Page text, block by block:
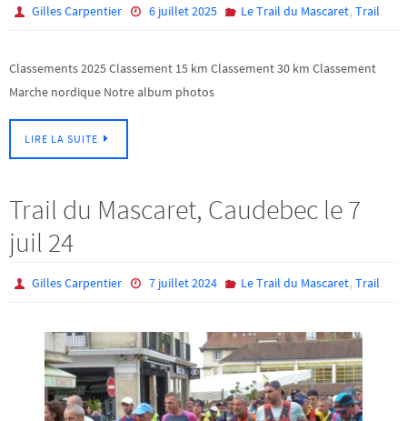
Gilles Carpentier 6 juillet 2025 Le Trail du Mascaret, Trail
Classements 2025 Classement 15 km Classement 30 km Classement
Marche nordique Notre album photos
LIRE LA SUITE
Trail du Mascaret, Caudebec le 7
juil 24
Gilles Carpentier 7 juillet 2024 Le Trail du Mascaret, Trail